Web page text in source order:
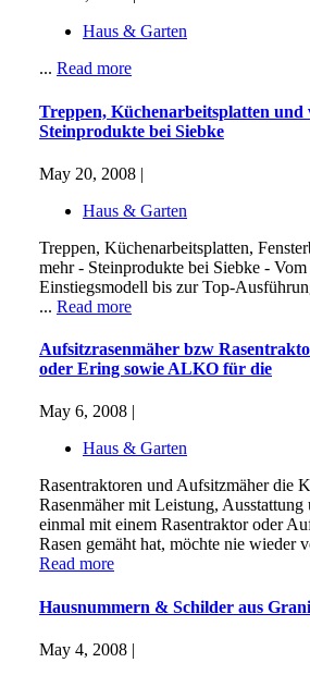
Haus & Garten
... Read more
Treppen, Küchenarbeitsplatten und
Steinprodukte bei Siebke
May 20, 2008 |
Haus & Garten
Treppen, Küchenarbeitsplatten,
mehr - Steinprodukte bei Siebke - Vom
Einstiegsmodell bis zur Top-
... Read more
Aufsitzrasenmäher bzw
oder Ering sowie ALKO für die
May 6, 2008 |
Haus & Garten
Rasentraktoren und Aufsitzmäher die
Rasenmäher mit Leistung,
einmal mit einem Rasentraktor oder
Rasen gemäht hat, möchte nie wieder
Read more
Hausnummern & Schilder aus
May 4, 2008 |